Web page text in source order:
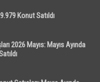
Konut Satıldı
2026 Mayıs: Mayıs Ayında